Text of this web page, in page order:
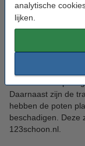
analytische
lijken.
Welke
Op zoek naar een
voor een zwembad
Daarnaast zijn de
hebben de poten
beschadigen. Deze
123schoon.nl.